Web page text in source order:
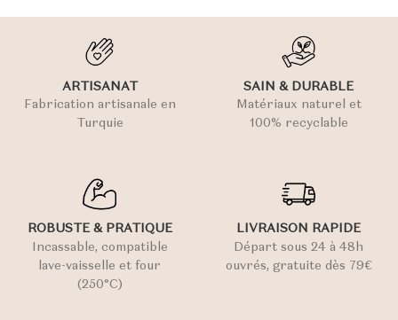
ARTISANAT
Fabrication artisanale en
Turquie
SAIN & DURABLE
Matériaux naturel et
100% recyclable
ROBUSTE & PRATIQUE
Incassable, compatible
lave-vaisselle et four
(250°C)
LIVRAISON RAPIDE
Départ sous 24 à 48h
ouvrés, gratuite dès 79€